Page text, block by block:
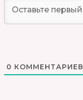
0 КОММЕНТАРИЕВ